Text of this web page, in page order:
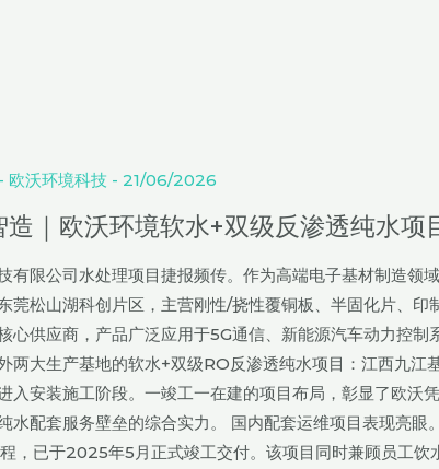
欧沃环境科技 - 21/06/2026
｜欧沃环境软水+双级反渗透纯水项
有限公司水处理项目捷报频传。作为高端电子基材制造领
莞松山湖科创片区，主营刚性/挠性覆铜板、半固化片、
心供应商，产品广泛应用于5G通信、新能源汽车动力控
两大生产基地的软水+双级RO反渗透纯水项目：江西九江
入安装施工阶段。一竣工一在建的项目布局，彰显了欧沃
水配套服务壁垒的综合实力。 国内配套运维项目表现亮眼
，已于2025年5月正式竣工交付。该项目同时兼顾员工饮